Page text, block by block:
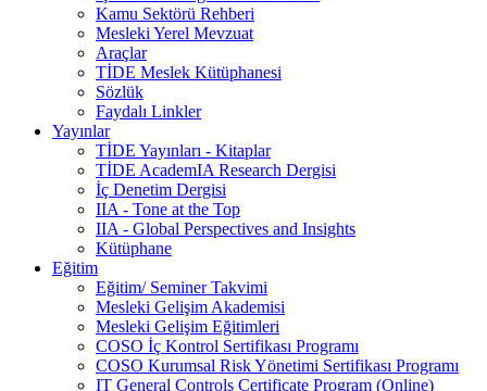
Kamu Sektörü Rehberi
Mesleki Yerel Mevzuat
Araçlar
TİDE Meslek Kütüphanesi
Sözlük
Faydalı Linkler
Yayınlar
TİDE Yayınları - Kitaplar
TİDE AcademIA Research Dergisi
İç Denetim Dergisi
IIA - Tone at the Top
IIA - Global Perspectives and Insights
Kütüphane
Eğitim
Eğitim/ Seminer Takvimi
Mesleki Gelişim Akademisi
Mesleki Gelişim Eğitimleri
COSO İç Kontrol Sertifikası Programı
COSO Kurumsal Risk Yönetimi Sertifikası Programı
IT General Controls Certificate Program (Online)